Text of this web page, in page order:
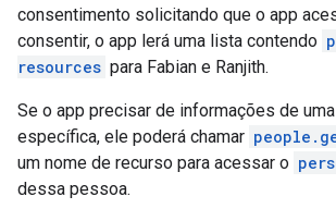
consentimento solicitando que o app
consentir, o app lerá uma lista contendo
resources para Fabian e Ranjith.
Se o app precisar de informações de
específica, ele poderá chamar
um nome de recurso para acessar o
dessa pessoa.